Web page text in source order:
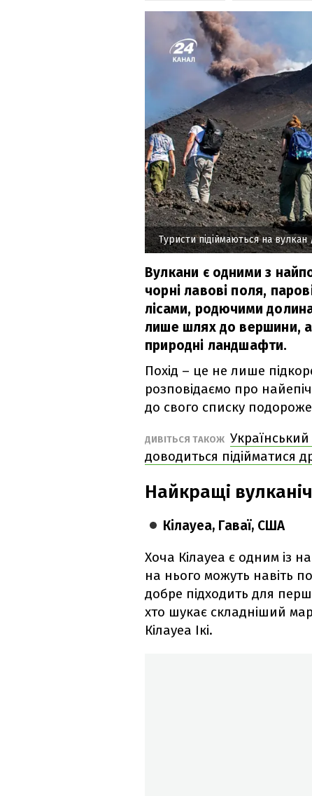
Туристи підіймаються на вулкан/
Вулкани є одними з
чорні лавові поля,
лісами, родючими
лише шлях до вершини, а
природні ландшафти.
Похід – це не лише
розповідаємо про
до свого списку
ДИВІТЬСЯ ТАКОЖ
доводиться підійматися
Найкращі
Кілауеа, Гаваї, США
Хоча Кілауеа є одним із
на нього можуть навіть
добре підходить для
хто шукає складніший
Кілауеа Ікі.